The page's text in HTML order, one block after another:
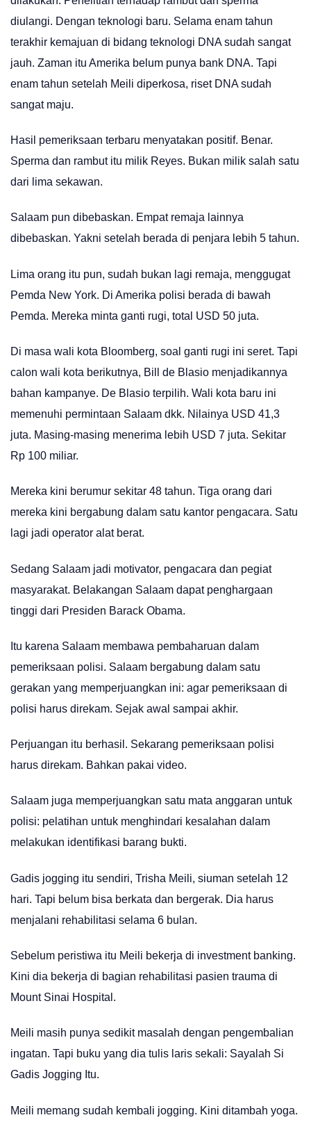
diulangi. Dengan teknologi baru. Selama enam tahun
terakhir kemajuan di bidang teknologi DNA sudah sangat
jauh. Zaman itu Amerika belum punya bank DNA. Tapi
enam tahun setelah Meili diperkosa, riset DNA sudah
sangat maju.
Hasil pemeriksaan terbaru menyatakan positif. Benar.
Sperma dan rambut itu milik Reyes. Bukan milik salah satu
dari lima sekawan.
Salaam pun dibebaskan. Empat remaja lainnya
dibebaskan. Yakni setelah berada di penjara lebih 5 tahun.
Lima orang itu pun, sudah bukan lagi remaja, menggugat
Pemda New York. Di Amerika polisi berada di bawah
Pemda. Mereka minta ganti rugi, total USD 50 juta.
Di masa wali kota Bloomberg, soal ganti rugi ini seret. Tapi
calon wali kota berikutnya, Bill de Blasio menjadikannya
bahan kampanye. De Blasio terpilih. Wali kota baru ini
memenuhi permintaan Salaam dkk. Nilainya USD 41,3
juta. Masing-masing menerima lebih USD 7 juta. Sekitar
Rp 100 miliar.
Mereka kini berumur sekitar 48 tahun. Tiga orang dari
mereka kini bergabung dalam satu kantor pengacara. Satu
lagi jadi operator alat berat.
Sedang Salaam jadi motivator, pengacara dan pegiat
masyarakat. Belakangan Salaam dapat penghargaan
tinggi dari Presiden Barack Obama.
Itu karena Salaam membawa pembaharuan dalam
pemeriksaan polisi. Salaam bergabung dalam satu
gerakan yang memperjuangkan ini: agar pemeriksaan di
polisi harus direkam. Sejak awal sampai akhir.
Perjuangan itu berhasil. Sekarang pemeriksaan polisi
harus direkam. Bahkan pakai video.
Salaam juga memperjuangkan satu mata anggaran untuk
polisi: pelatihan untuk menghindari kesalahan dalam
melakukan identifikasi barang bukti.
Gadis jogging itu sendiri, Trisha Meili, siuman setelah 12
hari. Tapi belum bisa berkata dan bergerak. Dia harus
menjalani rehabilitasi selama 6 bulan.
Sebelum peristiwa itu Meili bekerja di investment banking.
Kini dia bekerja di bagian rehabilitasi pasien trauma di
Mount Sinai Hospital.
Meili masih punya sedikit masalah dengan pengembalian
ingatan. Tapi buku yang dia tulis laris sekali: Sayalah Si
Gadis Jogging Itu.
Meili memang sudah kembali jogging. Kini ditambah yoga.